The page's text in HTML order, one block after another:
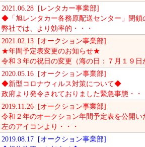
2021.06.28 [レンタカー事業部]
◆「旭レンタカー各務原配送センター」閉
弊社では、より効率的・・・
2021.02.13 [オークション事業部]
★年間予定表変更のお知らせ★
令和３年の祝日の変更（海の日：７月１９日
2020.05.16 [オークション事業部]
◆新型コロナウィルス対策について◆
政府より発令されておりました緊急事態・・
2019.11.26 [オークション事業部]
令和２年のオークション年間予定表を公開い
左のアイコンより・・・
2019.08.17 [オークション事業部]